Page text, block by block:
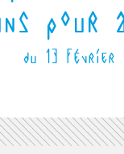
du 13 février